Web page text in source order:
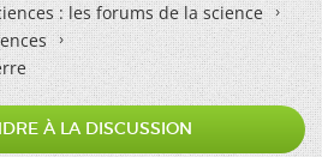
: les forums de la science
À LA DISCUSSION